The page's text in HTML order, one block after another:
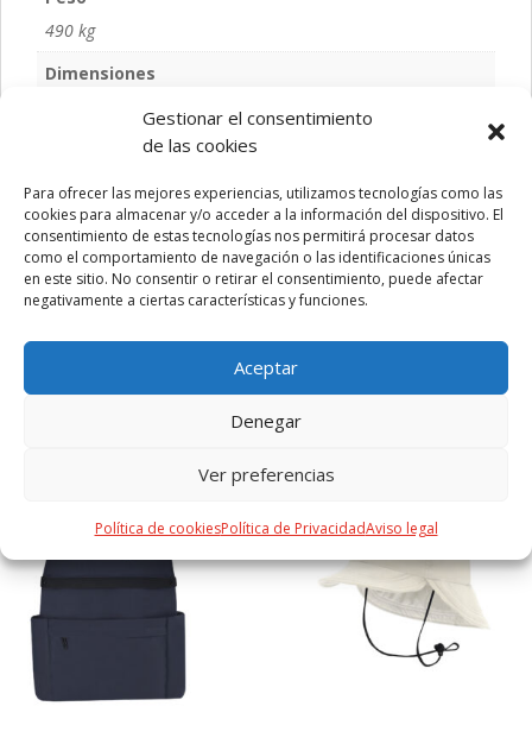
Gestionar el consentimiento
de las cookies
Para ofrecer las mejores experiencias, utilizamos tecnologías como las
cookies para almacenar y/o acceder a la información del dispositivo. El
consentimiento de estas tecnologías nos permitirá procesar datos
como el comportamiento de navegación o las identificaciones únicas
en este sitio. No consentir o retirar el consentimiento, puede afectar
negativamente a ciertas características y funciones.
Aceptar
Denegar
Ver preferencias
Política de cookiesPolítica de PrivacidadAviso legal
490 kg
Dimensiones
Color
GRIS, MARINO, NEGRO
PRODUCTOS RELACIONADOS